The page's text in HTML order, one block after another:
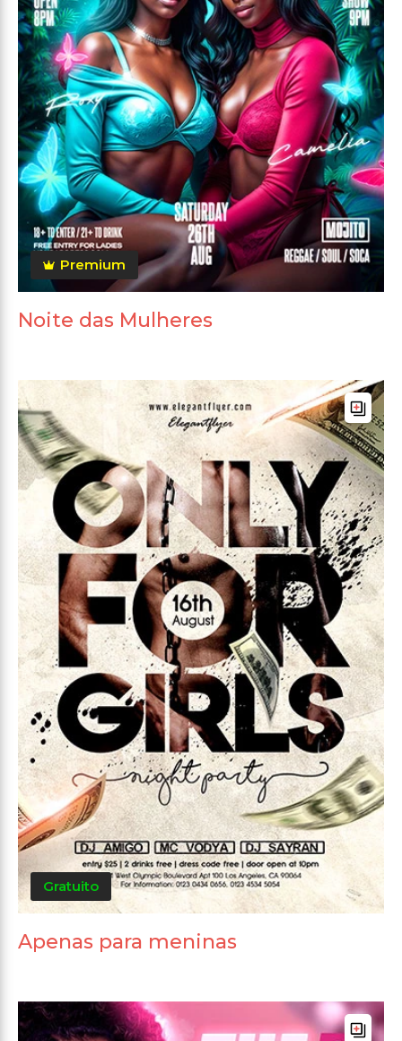
Premium
Noite das Mulheres
Gratuito
Apenas para meninas